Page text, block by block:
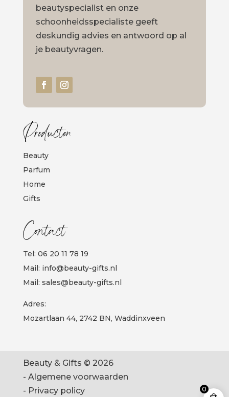
beautyspecialist en onze
schoonheidsspecialiste geeft
deskundig advies en antwoord op al
je beautyvragen.
Producten
Beauty
Parfum
Home
Gifts
Contact
Tel: 06 20 11 78 19
Mail: info@beauty-gifts.nl
Mail: sales@beauty-gifts.nl
Adres:
Mozartlaan 44, 2742 BN, Waddinxveen
Beauty & Gifts © 2026
- Algemene voorwaarden
- Privacy policy 0